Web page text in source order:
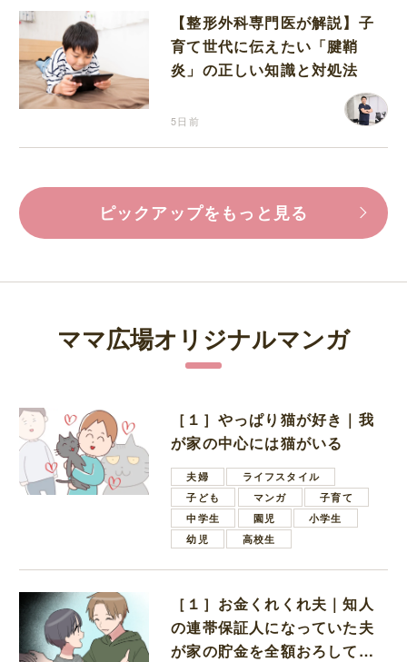
【整形外科専門医が解説】子
育て世代に伝えたい「腱鞘
炎」の正しい知識と対処法
5日前
ピックアップをもっと見る
ママ広場オリジナルマンガ
［１］やっぱり猫が好き｜我
が家の中心には猫がいる
夫婦
ライフスタイル
子ども
マンガ
子育て
中学生
園児
小学生
幼児
高校生
［１］お金くれくれ夫｜知人
の連帯保証人になっていた夫
が家の貯金を全額おろしてほ